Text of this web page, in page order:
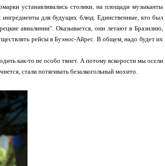
устанавливались столики, на площади музыканты
ингредиенты для будущих блюд. Единственные, кто был
авиалинии". Оказывается, они летают в Бразилию,
рейсы в Буэнос-Айрес. В общем, надо будет их
как-то не особо тянет. А потому вскорости мы осели
стали потягивать безалкогольный мохито.